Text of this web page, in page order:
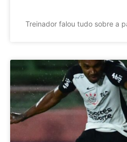
Treinador falou tudo sobre a